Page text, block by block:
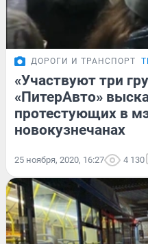
ДОРОГИ И ТРАНСПОРТ
«Участвуют три
«ПитерАвто»
протестующих в
новокузнечанах
25 ноября, 2020, 16:27 4 130